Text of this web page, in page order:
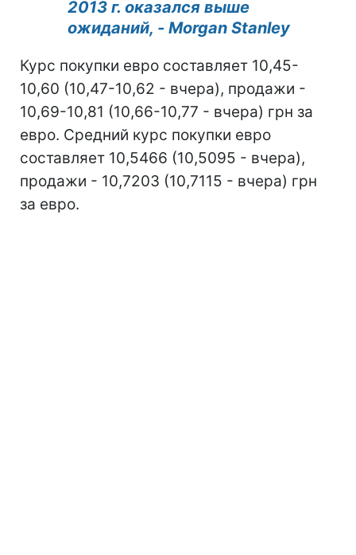
2013 г. оказался выше
ожиданий, - Morgan Stanley
Курс покупки евро составляет 10,45-
10,60 (10,47-10,62 - вчера), продажи -
10,69-10,81 (10,66-10,77 - вчера) грн за
евро. Средний курс покупки евро
составляет 10,5466 (10,5095 - вчера),
продажи - 10,7203 (10,7115 - вчера) грн
за евро.